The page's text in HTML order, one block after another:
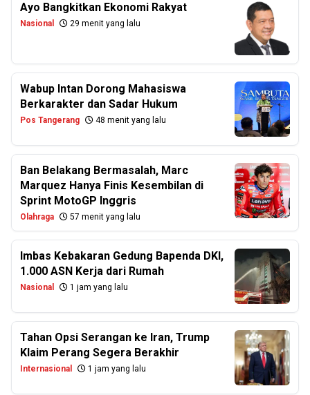
Ayo Bangkitkan Ekonomi Rakyat
Nasional 29 menit yang lalu
Wabup Intan Dorong Mahasiswa
Berkarakter dan Sadar Hukum
Pos Tangerang 48 menit yang lalu
Ban Belakang Bermasalah, Marc
Marquez Hanya Finis Kesembilan di
Sprint MotoGP Inggris
Olahraga 57 menit yang lalu
Imbas Kebakaran Gedung Bapenda DKI,
1.000 ASN Kerja dari Rumah
Nasional 1 jam yang lalu
Tahan Opsi Serangan ke Iran, Trump
Klaim Perang Segera Berakhir
Internasional 1 jam yang lalu